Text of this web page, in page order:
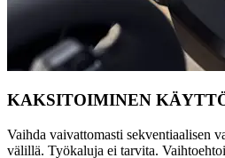
KAKSITOIMINEN
Vaihda vaivattomasti sekventiaalisen
välillä. Työkaluja ei tarvita.